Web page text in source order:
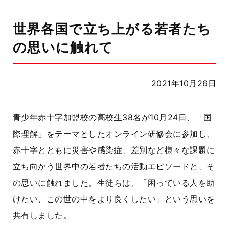
世界各国で立ち上がる若者たち
の思いに触れて
2021年10月26日
青少年赤十字加盟校の高校生38名が10月 24日、「国
際理解」をテーマとしたオンライン研修会に参加し、
赤十字とともに災害や感染症、差別など様々な課題に
立ち向かう世界中の若者たちの活動エピソードと、そ
の思いに触れました。生徒らは、「困っている人を助
けたい、この世の中をより良くしたい」という思いを
共有しました。